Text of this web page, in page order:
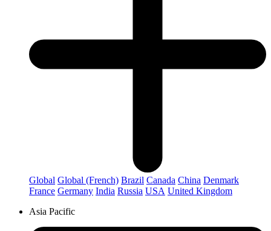
Global Global (French) Brazil Canada China Denmark
France Germany India Russia USA United Kingdom
Asia Pacific